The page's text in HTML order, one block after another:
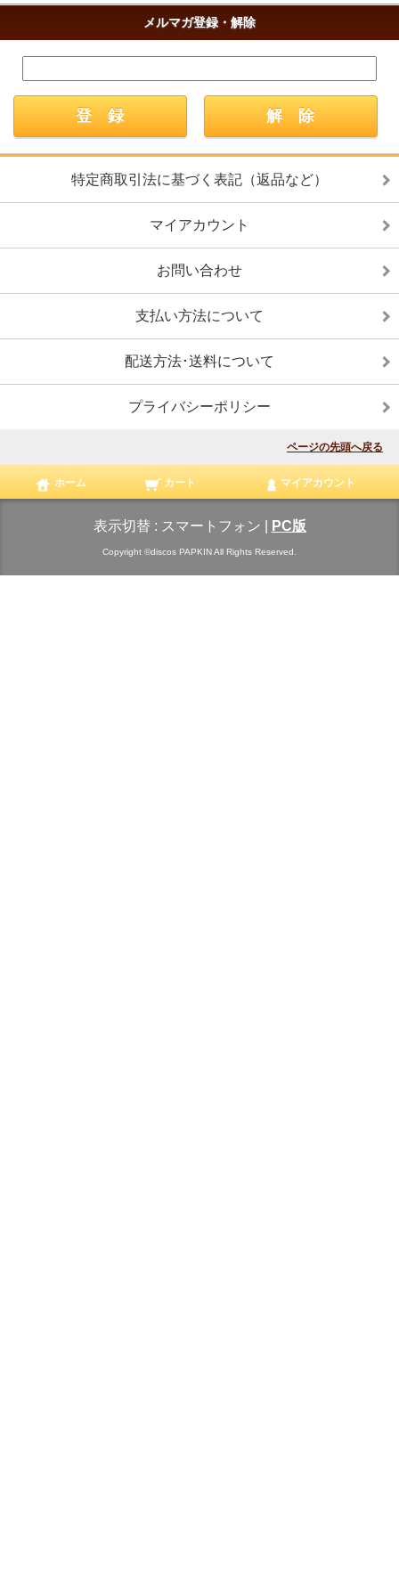
メルマガ登録・解除
特定商取引法に基づく表記（返品など）
マイアカウント
お問い合わせ
支払い方法について
配送方法･送料について
プライバシーポリシー
ページの先頭へ戻る
ホーム カート マイアカウント
表示切替 : スマートフォン PC版
Copyright ©discos PAPKIN All Rights Reserved.